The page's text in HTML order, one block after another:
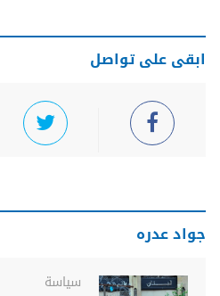
ابقى على تواصل
جواد عدره
سياسة